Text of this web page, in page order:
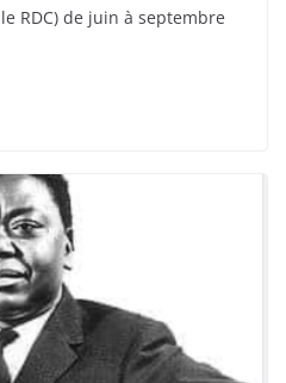
RDC) de juin à septembre